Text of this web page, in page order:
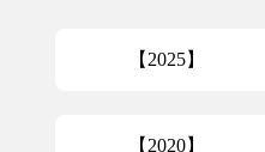
【2025】
【2020】